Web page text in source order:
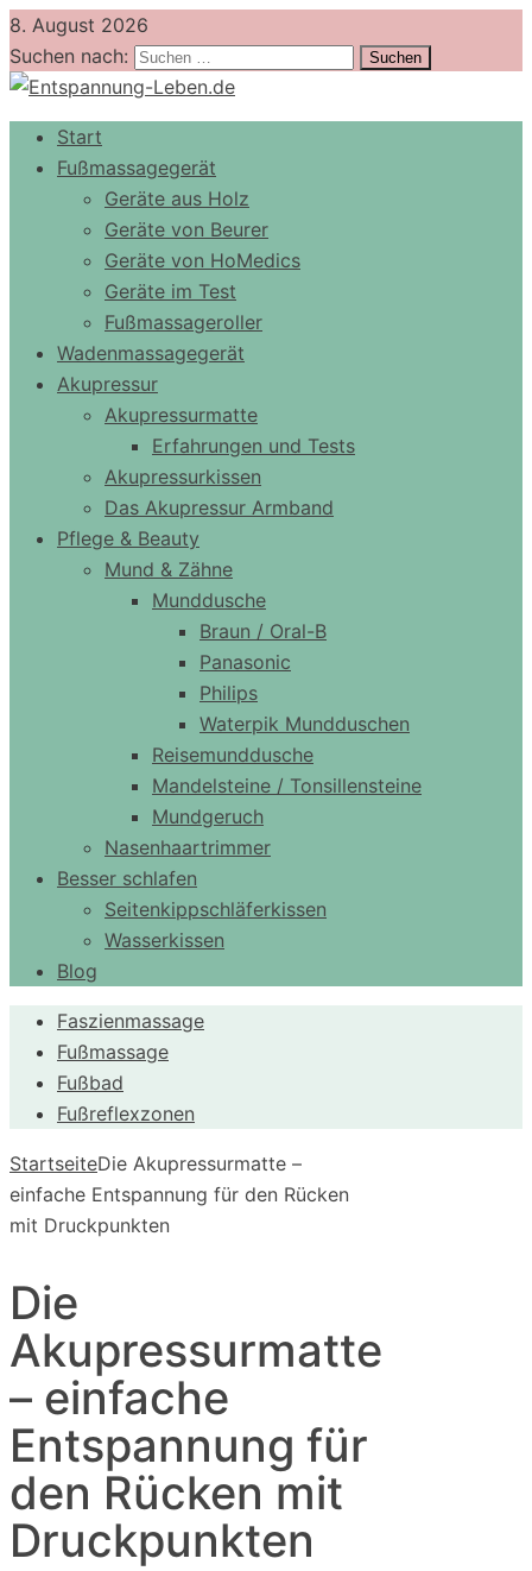
8. August 2026
Suchen nach:
Start
Fußmassagegerät
Geräte aus Holz
Geräte von Beurer
Geräte von HoMedics
Geräte im Test
Fußmassageroller
Wadenmassagegerät
Akupressur
Akupressurmatte
Erfahrungen und Tests
Akupressurkissen
Das Akupressur Armband
Pflege & Beauty
Mund & Zähne
Munddusche
Braun / Oral-B
Panasonic
Philips
Waterpik Mundduschen
Reisemunddusche
Mandelsteine / Tonsillensteine
Mundgeruch
Nasenhaartrimmer
Besser schlafen
Seitenkippschläferkissen
Wasserkissen
Blog
Faszienmassage
Fußmassage
Fußbad
Fußreflexzonen
StartseiteDie Akupressurmatte –
einfache Entspannung für den Rücken
mit Druckpunkten
Die
Akupressurmatte
– einfache
Entspannung für
den Rücken mit
Druckpunkten